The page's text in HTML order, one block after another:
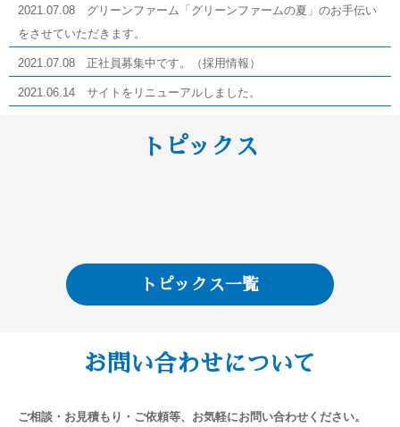
2021.07.08 グリーンファーム「グリーンファームの夏」のお手伝い
をさせていただきます。
2021.07.08 正社員募集中です。（採用情報）
2021.06.14 サイトをリニューアルしました。
トピックス
トピックス一覧
お問い合わせについて
ご相談・お見積もり・ご依頼等、お気軽にお問い合わせください。